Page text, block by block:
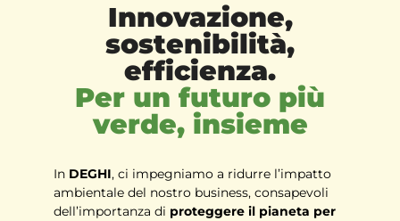
Innovazione,
sostenibilità,
efficienza.
Per un futuro più
verde, insieme
In DEGHI, ci impegniamo a ridurre l’impatto
ambientale del nostro business, consapevoli
dell’importanza di proteggere il pianeta per